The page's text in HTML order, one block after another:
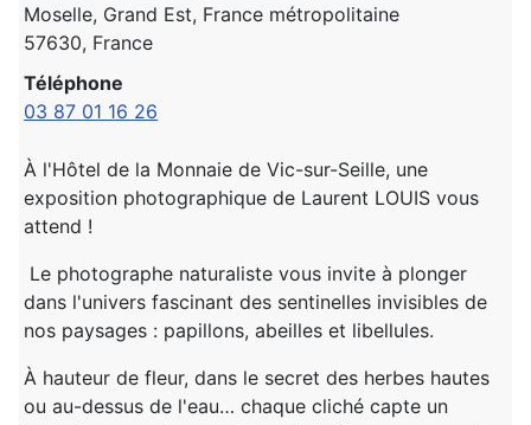
Moselle, Grand Est, France métropolitaine
57630, France
Téléphone
03 87 01 16 26
À l'Hôtel de la Monnaie de Vic-sur-Seille, une
exposition photographique de Laurent LOUIS vous
attend !
Le photographe naturaliste vous invite à plonger
dans l'univers fascinant des sentinelles invisibles de
nos paysages : papillons, abeilles et libellules.
À hauteur de fleur, dans le secret des herbes hautes
ou au-dessus de l'eau… chaque cliché capte un